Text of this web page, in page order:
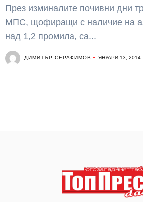
През изминалите почивни дни
МПС, щофиращи с наличие на
над 1,2 промила, са...
ДИМИТЪР СЕРАФИМОВ ЯНУАРИ 13, 2014